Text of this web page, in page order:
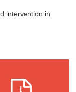
intervention in